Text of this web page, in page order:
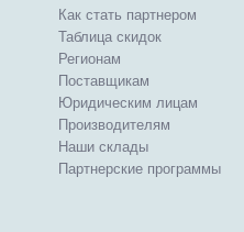
Как стать партнером
Таблица скидок
Регионам
Поставщикам
Юридическим лицам
Производителям
Наши склады
Партнерские программы